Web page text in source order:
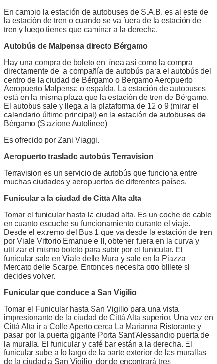
En cambio la estación de autobuses de S.A.B. es al este de
la estación de tren o cuando se va fuera de la estación de
tren y luego tienes que caminar a la derecha.
Autobús de Malpensa directo Bérgamo
Hay una compra de boleto en línea así como la compra
directamente de la compañía de autobús para el autobús del
centro de la ciudad de Bérgamo o Bergamo Aeropuerto
Aeropuerto Malpensa o espalda. La estación de autobuses
está en la misma plaza que la estación de tren de Bérgamo.
El autobus sale y llega a la plataforma de 12 o 9 (mirar el
calendario último principal) en la estación de autobuses de
Bérgamo (Stazione Autolinee).
Es ofrecido por Zani Viaggi.
Aeropuerto traslado autobús Terravision
Terravision es un servicio de autobús que funciona entre
muchas ciudades y aeropuertos de diferentes países.
Funicular a la ciudad de Città Alta alta
Tomar el funicular hasta la ciudad alta. Es un coche de cable
en cuanto escuche su funcionamiento durante el viaje.
Desde el extremo del Bus 1 que va desde la estación de tren
por Viale Vittorio Emanuele II, obtener fuera en la curva y
utilizar el mismo boleto para subir por el funicular. El
funicular sale en Viale delle Mura y sale en la Piazza
Mercato delle Scarpe. Entonces necesita otro billete si
decides volver.
Funicular que conduce a San Vigilio
Tomar el Funicular hasta San Vigilio para una vista
impresionante de la ciudad de Città Alta superior. Una vez en
Città Alta ir a Colle Aperto cerca La Marianna Ristorante y
pasar por la puerta gigante Porta Sant'Alessandro puerta de
la muralla. El funicular y café bar están a la derecha. El
funicular sube a lo largo de la parte exterior de las murallas
de la ciudad a San Vigilio, donde encontrará tres